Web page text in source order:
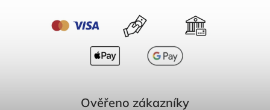
Ověřeno zákazníky